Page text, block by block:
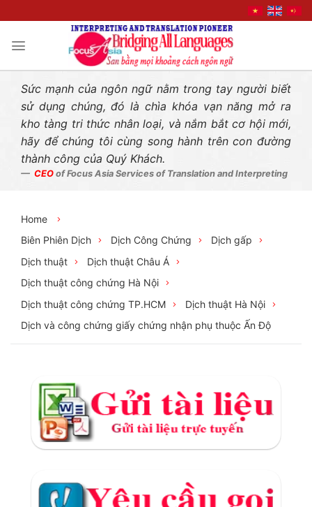
Sức mạnh của ngôn ngữ nằm trong tay người biết
sử dụng chúng, đó là chìa khóa vạn năng mở ra
kho tàng tri thức nhân loại, và nắm bắt cơ hội mới,
hãy để chúng tôi cùng song hành trên con đường
thành công của Quý Khách.
CEO of Focus Asia Services of Translation and Interpreting
Home
Biên Phiên Dịch
Dịch Công Chứng
Dịch gấp
Dịch thuật
Dịch thuật Châu Á
Dịch thuật công chứng Hà Nội
Dịch thuật công chứng TP.HCM
Dịch thuật Hà Nội
Dịch và công chứng giấy chứng nhận phụ thuộc Ấn Độ